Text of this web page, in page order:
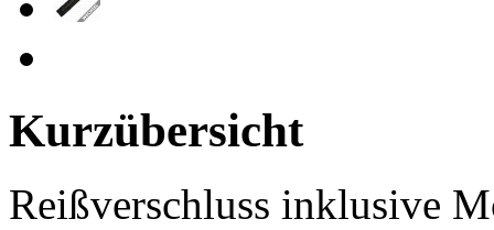
Kurzübersicht
Reißverschluss inklusive